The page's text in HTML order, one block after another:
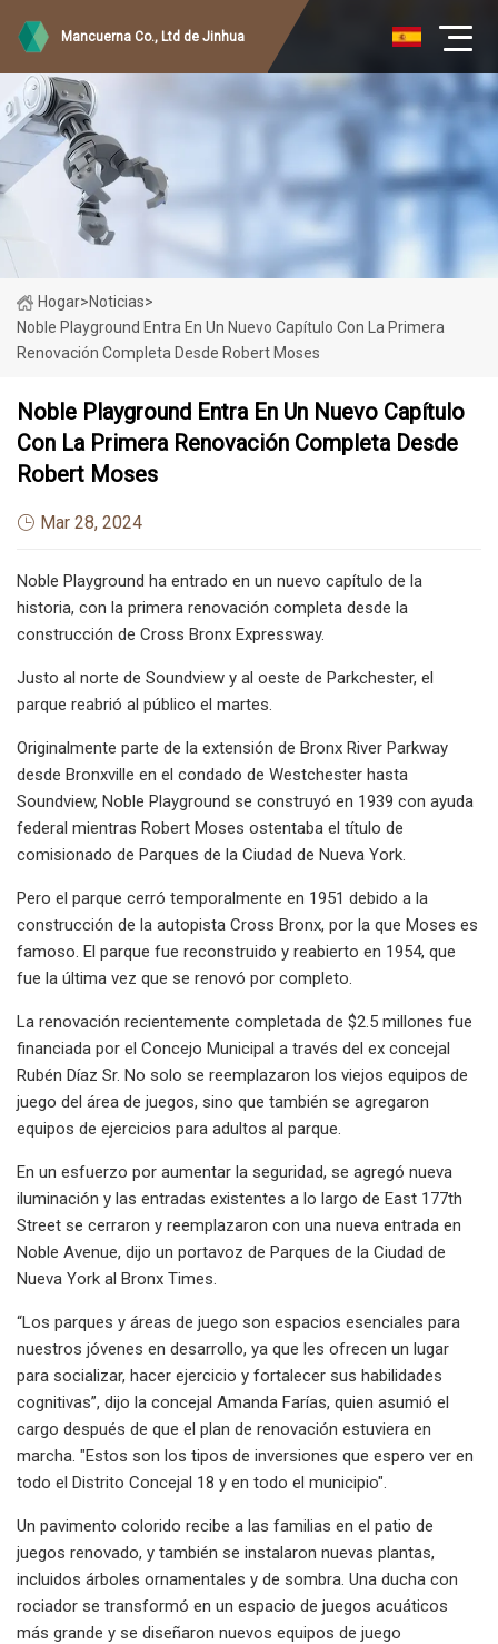
Mancuerna Co., Ltd de Jinhua
Hogar>Noticias>
Noble Playground Entra En Un Nuevo Capítulo Con La Primera
Renovación Completa Desde Robert Moses
Noble Playground Entra En Un Nuevo Capítulo
Con La Primera Renovación Completa Desde
Robert Moses
Mar 28, 2024
Noble Playground ha entrado en un nuevo capítulo de la
historia, con la primera renovación completa desde la
construcción de Cross Bronx Expressway.
Justo al norte de Soundview y al oeste de Parkchester, el
parque reabrió al público el martes.
Originalmente parte de la extensión de Bronx River Parkway
desde Bronxville en el condado de Westchester hasta
Soundview, Noble Playground se construyó en 1939 con ayuda
federal mientras Robert Moses ostentaba el título de
comisionado de Parques de la Ciudad de Nueva York.
Pero el parque cerró temporalmente en 1951 debido a la
construcción de la autopista Cross Bronx, por la que Moses es
famoso. El parque fue reconstruido y reabierto en 1954, que
fue la última vez que se renovó por completo.
La renovación recientemente completada de $2.5 millones fue
financiada por el Concejo Municipal a través del ex concejal
Rubén Díaz Sr. No solo se reemplazaron los viejos equipos de
juego del área de juegos, sino que también se agregaron
equipos de ejercicios para adultos al parque.
En un esfuerzo por aumentar la seguridad, se agregó nueva
iluminación y las entradas existentes a lo largo de East 177th
Street se cerraron y reemplazaron con una nueva entrada en
Noble Avenue, dijo un portavoz de Parques de la Ciudad de
Nueva York al Bronx Times.
“Los parques y áreas de juego son espacios esenciales para
nuestros jóvenes en desarrollo, ya que les ofrecen un lugar
para socializar, hacer ejercicio y fortalecer sus habilidades
cognitivas”, dijo la concejal Amanda Farías, quien asumió el
cargo después de que el plan de renovación estuviera en
marcha. "Estos son los tipos de inversiones que espero ver en
todo el Distrito Concejal 18 y en todo el municipio".
Un pavimento colorido recibe a las familias en el patio de
juegos renovado, y también se instalaron nuevas plantas,
incluidos árboles ornamentales y de sombra. Una ducha con
rociador se transformó en un espacio de juegos acuáticos
más grande y se diseñaron nuevos equipos de juego